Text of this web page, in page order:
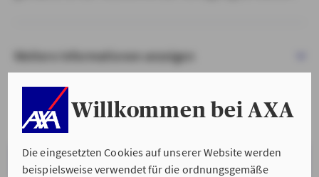
Willkommen bei AXA
Die eingesetzten Cookies auf unserer Website werden
beispielsweise verwendet für die ordnungsgemäße
Weitere Informationen anzeigen
VERSTANDEN & WEITER